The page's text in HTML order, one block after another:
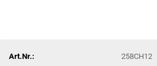
Art.Nr.: 258CH12